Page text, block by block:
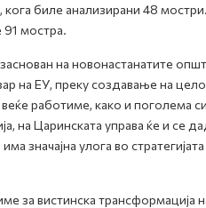
биле анализирани 48
91 мостра.
на новонастанатите
на ЕУ, преку создавање на
работиме, како и поголема
на Царинската управа ќе и се
значајна улога во стратегијата
за вистинска трансформација